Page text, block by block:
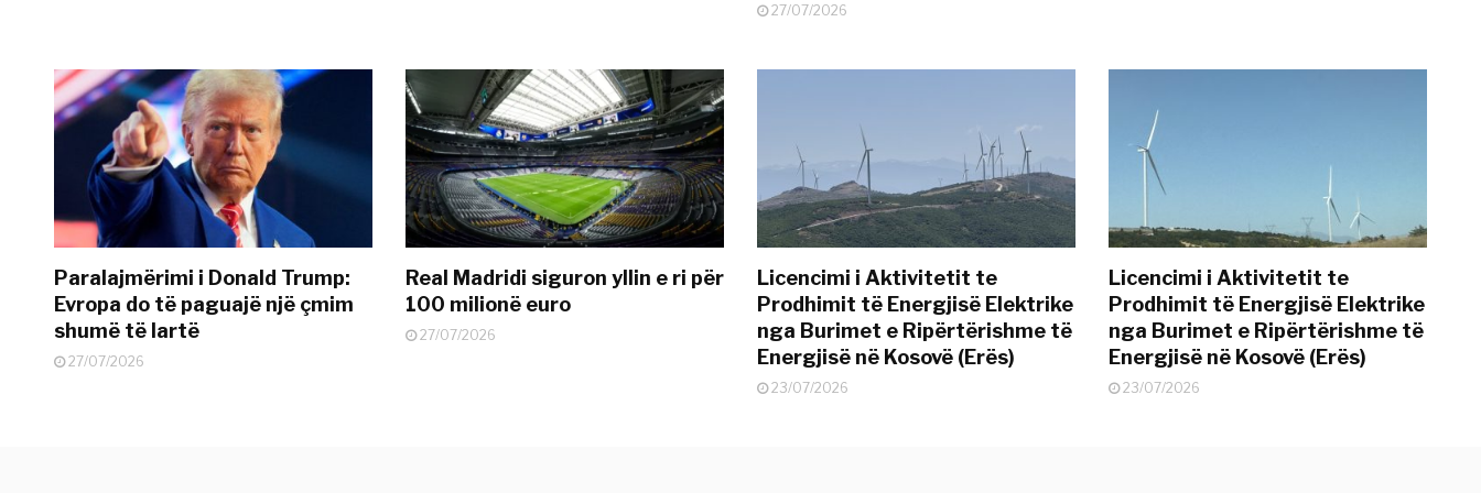
27/07/2026
Paralajmërimi i Donald Trump:
Evropa do të paguajë një çmim
shumë të lartë
27/07/2026
Real Madridi siguron yllin e ri për
100 milionë euro
27/07/2026
Licencimi i Aktivitetit te
Prodhimit të Energjisë Elektrike
nga Burimet e Ripërtërishme të
Energjisë në Kosovë (Erës)
23/07/2026
Licencimi i Aktivitetit te
Prodhimit të Energjisë Elektrike
nga Burimet e Ripërtërishme të
Energjisë në Kosovë (Erës)
23/07/2026